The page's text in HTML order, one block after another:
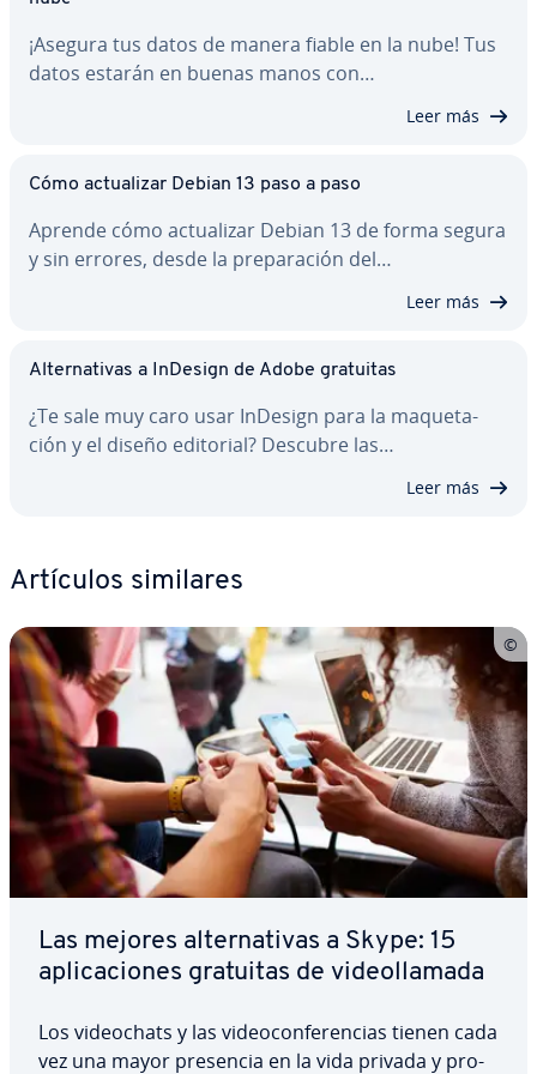
¡Asegura tus datos de manera fiable en la nube! Tus
datos estarán en buenas manos con…
Leer más
Cómo ac­tua­li­zar Debian 13 paso a paso
Aprende cómo ac­tua­li­zar Debian 13 de forma segura
y sin errores, desde la pre­pa­ra­ción del…
Leer más
Al­te­r­na­ti­vas a InDesign de Adobe gratuitas
¿Te sale muy caro usar InDesign para la ma­que­ta­
ción y el diseño editorial? Descubre las…
Leer más
Artículos similares
Las mejores al­te­r­na­ti­vas a Skype: 15
apli­ca­cio­nes gratuitas de vi­deo­lla­ma­da
Los vi­deo­chats y las vi­deo­co­n­fe­re­n­cias tienen cada
vez una mayor presencia en la vida privada y pro­